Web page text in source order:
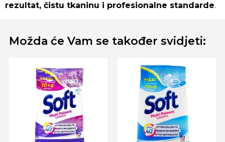
rezultat, čistu tkaninu i profesionalne standarde.
Možda će Vam se također svidjeti: